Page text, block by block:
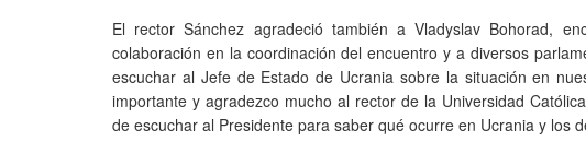
El rector Sánchez agradeció también a Vladyslav Bohorad,
colaboración en la coordinación del encuentro y a diversos
escuchar al Jefe de Estado de Ucrania sobre la situación en
importante y agradezco mucho al rector de la Universidad
de escuchar al Presidente para saber qué ocurre en Ucrania y los